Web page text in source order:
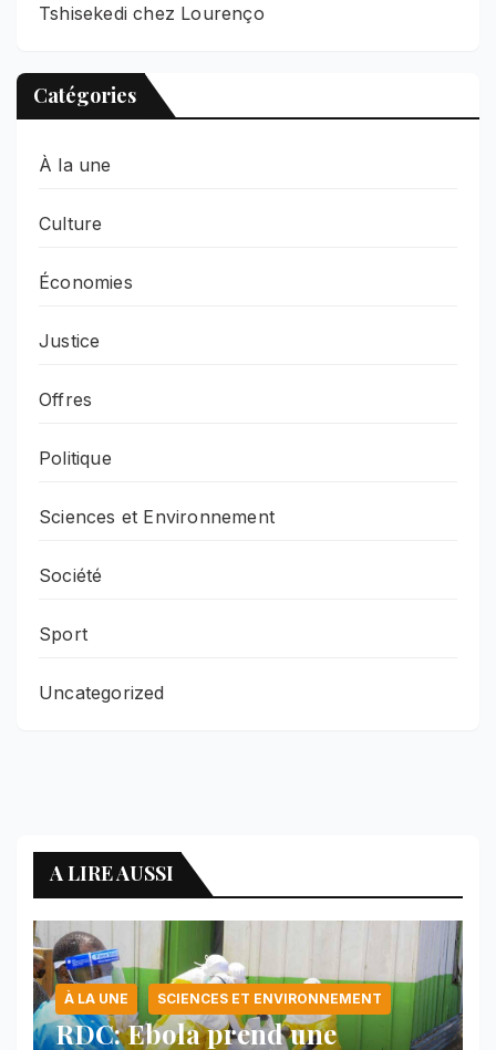
Tshisekedi chez Lourenço
Catégories
À la une
Culture
Économies
Justice
Offres
Politique
Sciences et Environnement
Société
Sport
Uncategorized
A LIRE AUSSI
À LA UNE SCIENCES ET ENVIRONNEMENT
RDC: Ebola prend une